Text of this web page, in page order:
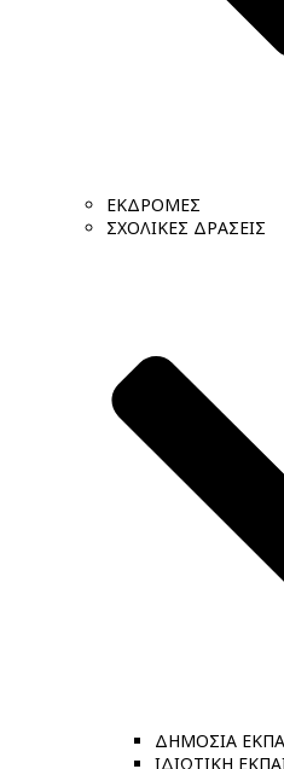
ΕΚΔΡΟΜΕΣ
ΣΧΟΛΙΚΕΣ ΔΡΑΣΕΙΣ
ΔΗΜΟΣΙΑ
ΙΔΙΩΤΙΚΗ